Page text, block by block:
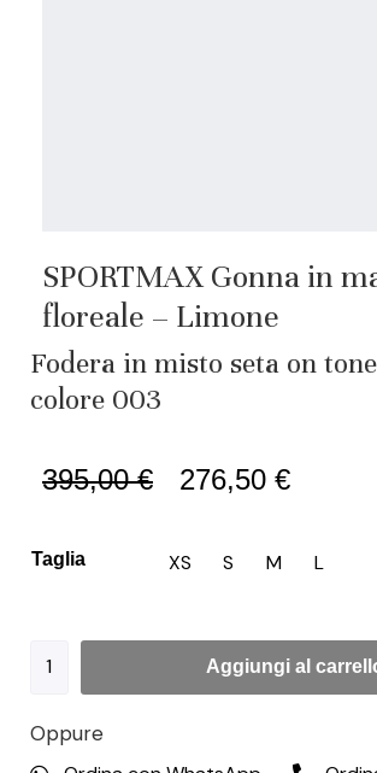
SPORTMAX Gonna in
floreale – Limone
Fodera in misto seta on
colore 003
395,00€ 276,50 €
Taglia XS S M L
Aggiungi al
Oppure